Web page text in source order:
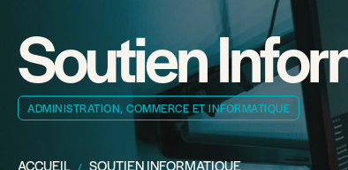
Soutien
ADMINISTRATION, COMMERCE ET INFORMATIQUE
ACCUEIL SOUTIEN INFORMATIQUE